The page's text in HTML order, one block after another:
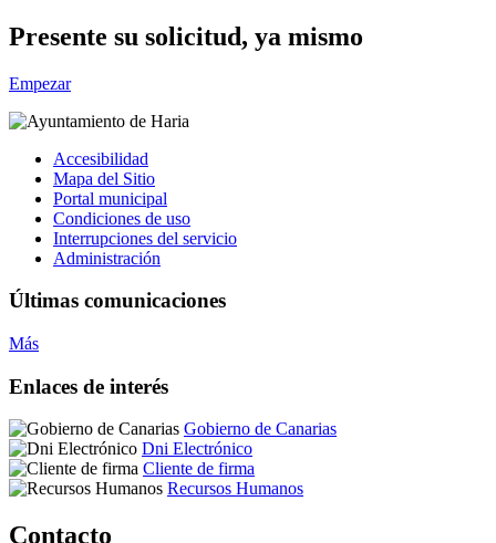
Presente su solicitud, ya mismo
Empezar
Accesibilidad
Mapa del Sitio
Portal municipal
Condiciones de uso
Interrupciones del servicio
Administración
Últimas comunicaciones
Más
Enlaces de interés
Gobierno de Canarias
Dni Electrónico
Cliente de firma
Recursos Humanos
Contacto